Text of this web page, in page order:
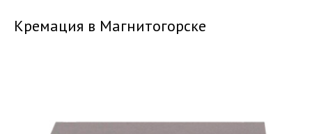
Кремация в Магнитогорске